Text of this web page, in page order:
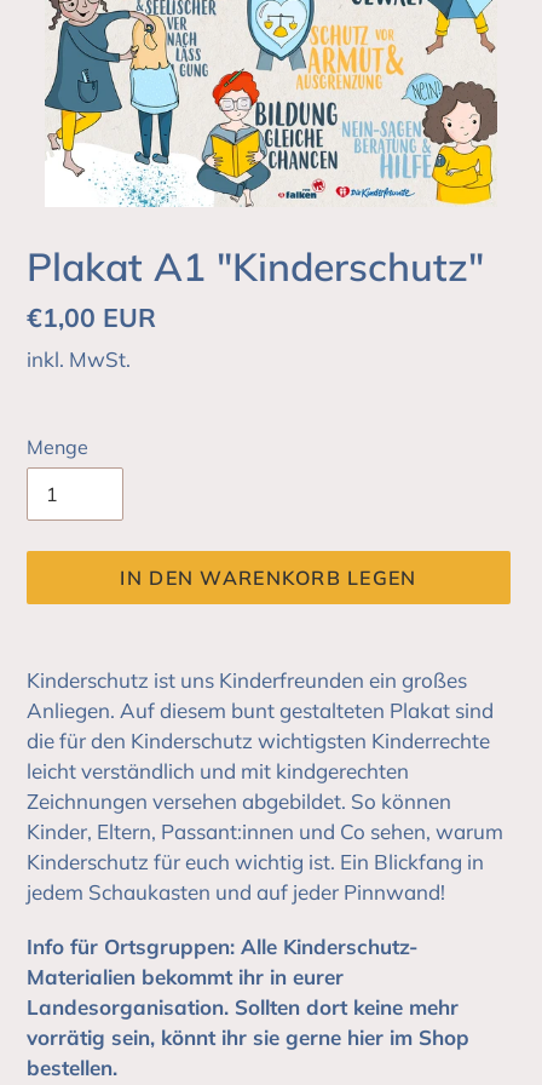
Plakat A1 "Kinderschutz"
Normaler
Preis
€1,00 EUR
inkl. MwSt.
Menge
IN DEN WARENKORB LEGEN
wird
zum
Warenkorb
hinzugefügt
Kinderschutz ist uns Kinderfreunden ein großes
Anliegen. Auf diesem bunt gestalteten Plakat sind
die für den Kinderschutz wichtigsten Kinderrechte
leicht verständlich und mit kindgerechten
Zeichnungen versehen abgebildet. So können
Kinder, Eltern, Passant:innen und Co sehen, warum
Kinderschutz für euch wichtig ist. Ein Blickfang in
jedem Schaukasten und auf jeder Pinnwand!
Info für Ortsgruppen: Alle Kinderschutz-
Materialien bekommt ihr in eurer
Landesorganisation. Sollten dort keine mehr
vorrätig sein, könnt ihr sie gerne hier im Shop
bestellen.